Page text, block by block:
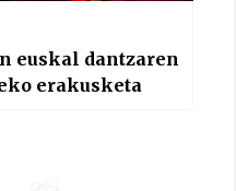
euskal dantzaren
erakusketa